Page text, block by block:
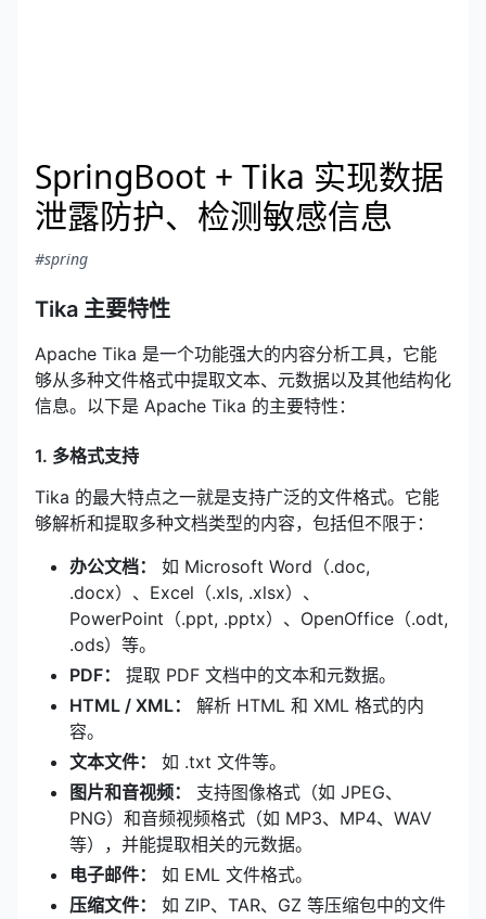
SpringBoot + Tika 实现数据
泄露防护、检测敏感信息
#spring
Tika 主要特性
Apache Tika 是一个功能强大的内容分析工具，它能
够从多种文件格式中提取文本、元数据以及其他结构化
信息。以下是 Apache Tika 的主要特性：
1. 多格式支持
Tika 的最大特点之一就是支持广泛的文件格式。它能
够解析和提取多种文档类型的内容，包括但不限于：
办公文档：
如 Microsoft Word（.doc,
.docx）、Excel（.xls, .xlsx）、
PowerPoint（.ppt, .pptx）、OpenOffice（.odt,
.ods）等。
PDF：
提取 PDF 文档中的文本和元数据。
HTML / XML：
解析 HTML 和 XML 格式的内
容。
文本文件：
如 .txt 文件等。
图片和音视频：
支持图像格式（如 JPEG、
PNG）和音频视频格式（如 MP3、MP4、WAV
等），并能提取相关的元数据。
电子邮件：
如 EML 文件格式。
压缩文件：
如 ZIP、TAR、GZ 等压缩包中的文件